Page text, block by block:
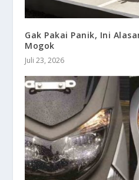
Gak Pakai Panik, Ini
Mogok
Juli 23, 2026